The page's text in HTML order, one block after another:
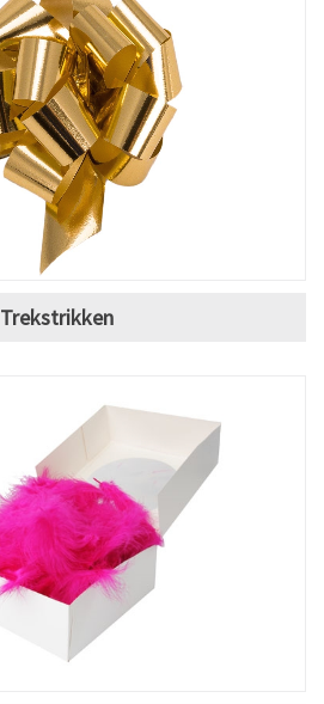
Trekstrikken